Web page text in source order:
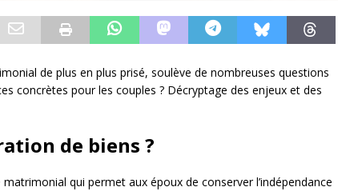
de plus en plus prisé, soulève de nombreuses questions
concrètes pour les couples ? Décryptage des enjeux et des
de biens ?
qui permet aux époux de conserver l’indépendance